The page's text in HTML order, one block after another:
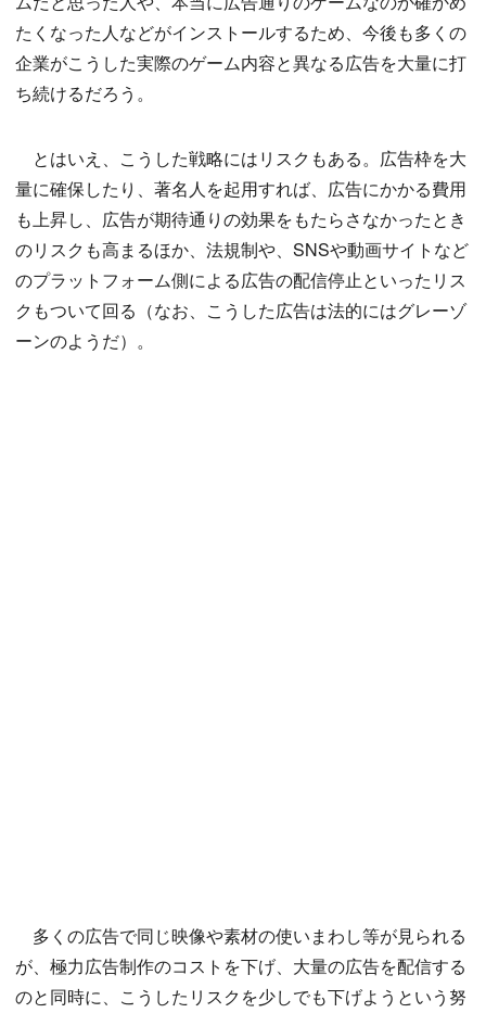
たくなった人などがインストールするため、今後も多くの
企業がこうした実際のゲーム内容と異なる広告を大量に打
ち続けるだろう。
とはいえ、こうした戦略にはリスクもある。広告枠を大
量に確保したり、著名人を起用すれば、広告にかかる費用
も上昇し、広告が期待通りの効果をもたらさなかったとき
のリスクも高まるほか、法規制や、SNSや動画サイトなど
のプラットフォーム側による広告の配信停止といったリス
クもついて回る（なお、こうした広告は法的にはグレーゾ
ーンのようだ）。
多くの広告で同じ映像や素材の使いまわし等が見られる
が、極力広告制作のコストを下げ、大量の広告を配信する
のと同時に、こうしたリスクを少しでも下げようという努